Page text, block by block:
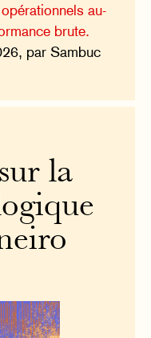
au-
brute.
par Sambuc
la